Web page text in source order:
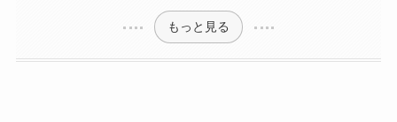
もっと見る